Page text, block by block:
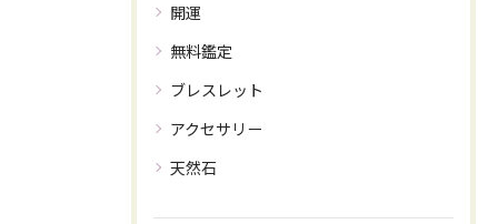
開運
無料鑑定
ブレスレット
アクセサリー
天然石